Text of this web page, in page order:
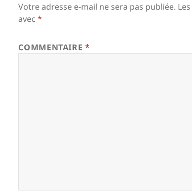
Votre adresse e-mail ne sera pas publiée.
avec*
COMMENTAIRE*